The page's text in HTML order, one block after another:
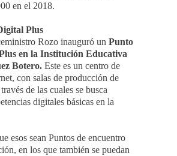
en el 2018.
Plus
Rozo inauguró un Punto
en la Institución Educativa
Botero. Este es un centro de
con salas de producción de
de las cuales se busca
digitales básicas en la
esos sean Puntos de encuentro
en los que también se puedan